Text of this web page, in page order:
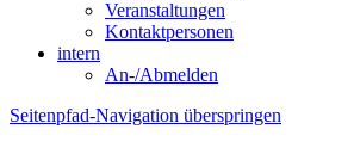
Veranstaltungen
Kontaktpersonen
intern
An-/Abmelden
Seitenpfad-Navigation überspringen